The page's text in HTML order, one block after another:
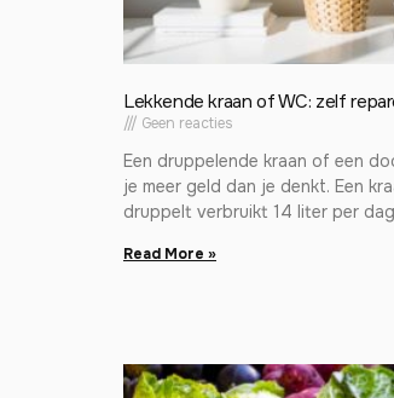
Lekkende kraan of WC: zelf
Geen reacties
Een druppelende kraan of een
je meer geld dan je denkt. Een
druppelt verbruikt 14 liter per
Read More »